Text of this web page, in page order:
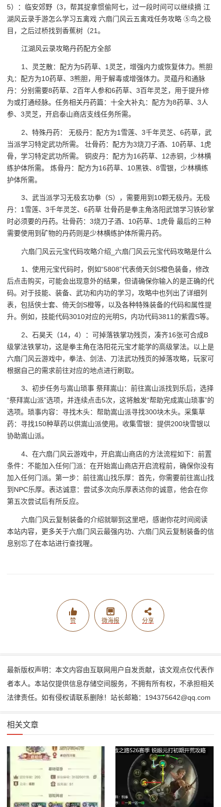
5）：临安郊野（3，帮其捉拿惯偷阿七，过一段时间可以继续摘 江
湖风云录手游怎么学习五禽戏 六扇门风云五禽戏任务攻略 ⑤鸟之极
目，之后过桥找到香蕉树（21。
江湖风云录攻略丹药配方全部
1、灵芝散：配方为5药草、1灵芝，增强内力或恢复体力。熊胆
丸：配方为10药草、3熊胆，用于解毒或增强体力。灵蕴丹和通脉
丹：分别需要8药草、2百年人参和6药草、3百年灵芝，用于提升修
为或打通经脉。任务相关丹药篇：十全大补丸：配方为8药草、3人
参、3灵芝，开启泰山商店支线任务所需。
2、特殊丹药： 无极丹：配方为1雪莲、3千年灵芝、6药草，武
当派学习特定武功所需。 壮骨药：配方为3烧刀子酒、10药草、1虎
骨，学习特定武功所需。 铜皮丹：配方为16药草、12赤铜，少林横
练护体所需。 炼骨丹：配方为16药草、10黑铁、8雪银，少林横练
护体所需。
3、武当派学习无极玄功拳（S），需要用到10颗无极丹。无极
丹：1雪莲、3千年灵芝、6药草 壮骨药是拳主角洛阳武馆学习铁砂掌
时必须要的丹药。壮骨药：3烧刀子酒、10药草、1虎骨 最后的三种
需要使用到矿物的丹药则是少林横练护体所需丹药。
六扇门风云元宝代码攻略介绍_六扇门风云元宝代码攻略是什么
1、使用元宝代码时，例如“5808”代表倚天剑S橙色装备，修改
后点击购买，可能会出现意外的结果，但请确保你输入的是正确的代
码。对于技能、装备、武功和内功的学习，攻略中也列出了详细列
表，包括侠士套、倚天剑S橙等，以及各种特殊装备的代码和属性提
升。例如，技能代码3010对应的光明S，内功代码3811的紫霞S等。
2、石昊天（14，4）：可掉落铁掌功残页，凑齐16张可合成B
级掌法铁掌功，这是拳主角在洛阳花元宝才能学的高级掌法。以上是
六扇门风云游戏中，拳法、剑法、刀法武功残页的掉落攻略，玩家可
根据自己的需求前往对应的地点进行刷取。
3、初步任务与嵩山琐事 祭拜嵩山：前往嵩山派找到乐后，选择
“祭拜嵩山派”选项，并连续点击5次，这将触发“帮助完成嵩山琐事”的
选项。琐事内容：寻找木头：帮助嵩山派寻找300块木头。采集草
药：寻找150种草药以供嵩山派使用。收集雪银：提供200块雪银以
协助嵩山派。
4、在六扇门风云游戏中，开启嵩山商店的方法流程如下：前置
条件：不能加入任何门派：在开始嵩山商店开启流程前，确保你没有
加入任何门派。第一步：前往嵩山找乐厚：首先，你需要前往嵩山找
到NPC乐厚。表达诚意：尝试多次向乐厚表达你的诚意，他会在你
第五次尝试后有所反应。
六扇门风云复制装备的介绍就聊到这里吧，感谢你花时间阅读
本站内容，更多关于六扇门风云最强内功、六扇门风云复制装备的信
息别忘了在本站进行查找喔。
赞 微海报 分享
最新版权声明：本文内容由互联网用户自发贡献，该文观点仅代表作
者本人。本站仅提供信息存储空间服务，不拥有所有权，不承担相关
法律责任。如有侵权请联系删除！站长邮箱：194375642@qq.com
相关文章